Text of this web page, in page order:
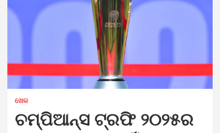
ଖେଳ
ଚମ୍ପିଆନ୍ସ ଟ୍ରଫି ୨୦୨୫ର